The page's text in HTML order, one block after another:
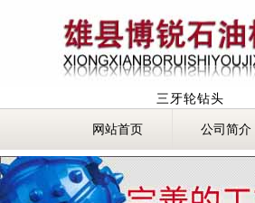
三牙轮钻头
网站首页 公司简介